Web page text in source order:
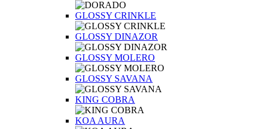
GLOSSY CRINKLE
GLOSSY DINAZOR
GLOSSY MOLERO
GLOSSY SAVANA
KING COBRA
KOA AURA